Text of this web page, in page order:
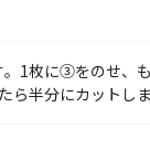
1枚に③をのせ、
ら半分にカットしま